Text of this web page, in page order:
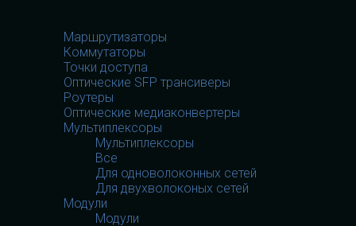
Маршрутизаторы
Коммутаторы
Точки доступа
Оптические SFP трансиверы
Роутеры
Оптические медиаконвертеры
Мультиплексоры
Мультиплексоры
Все
Для одноволоконных сетей
Для двухволоконых сетей
Модули
Модули